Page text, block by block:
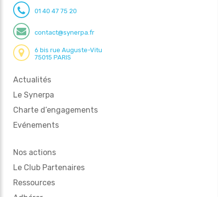
01 40 47 75 20
contact@synerpa.fr
6 bis rue Auguste-Vitu
75015 PARIS
Actualités
Le Synerpa
Charte d’engagements
Evénements
Nos actions
Le Club Partenaires
Ressources